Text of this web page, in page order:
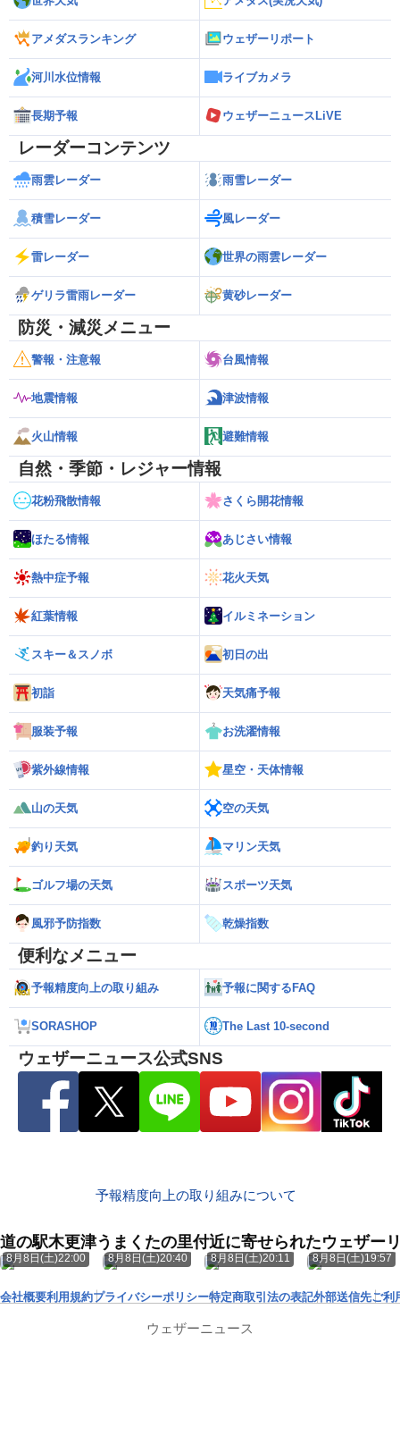
アメダスランキング ウェザーリポート
河川水位情報 ライブカメラ
長期予報 ウェザーニュースLiVE
レーダーコンテンツ
雨雲レーダー 雨雪レーダー
積雪レーダー 風レーダー
雷レーダー 世界の雨雲レーダー
ゲリラ雷雨レーダー 黄砂レーダー
防災・減災メニュー
警報・注意報 台風情報
地震情報 津波情報
火山情報 避難情報
自然・季節・レジャー情報
花粉飛散情報 さくら開花情報
ほたる情報 あじさい情報
熱中症予報 花火天気
紅葉情報 イルミネーション
スキー＆スノボ 初日の出
初詣 天気痛予報
服装予報 お洗濯情報
紫外線情報 星空・天体情報
山の天気 空の天気
釣り天気 マリン天気
ゴルフ場の天気 スポーツ天気
風邪予防指数 乾燥指数
便利なメニュー
予報精度向上の取り組み 予報に関するFAQ
SORASHOP The Last 10-second
ウェザーニュース公式SNS
予報精度向上の取り組みについて
道の駅木更津うまくたの里付近に寄せられたウェザー
8月8日(土)22:00 8月8日(土)20:40 8月8日(土)20:11 8月8日(土)19:57
会社概要利用規約プライバシーポリシー特定商取引法の表記外部送信先ご利
ウェザーニュース